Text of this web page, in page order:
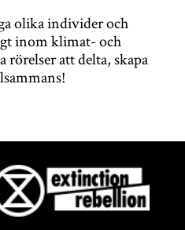
olika individer och
inom klimat- och
rörelser att delta, skapa